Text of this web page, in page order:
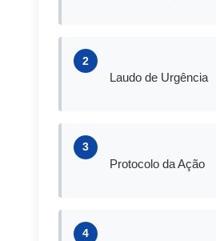
2
Laudo de Urgência
3
Protocolo da Ação
4